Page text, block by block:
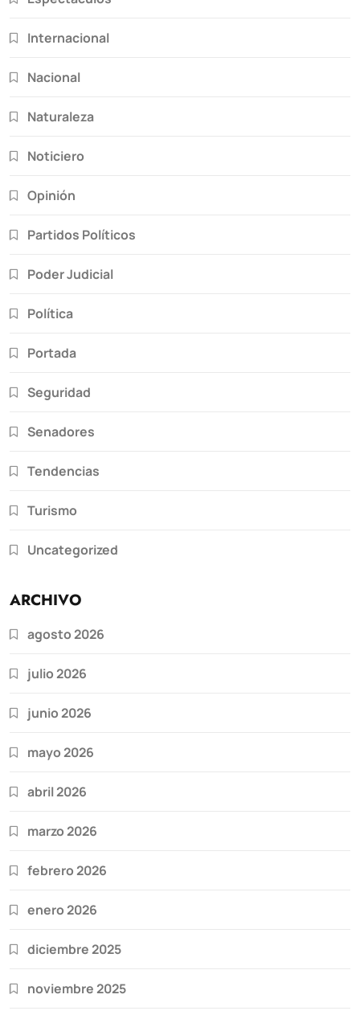
Internacional
Nacional
Naturaleza
Noticiero
Opinión
Partidos Políticos
Poder Judicial
Política
Portada
Seguridad
Senadores
Tendencias
Turismo
Uncategorized
ARCHIVO
agosto 2026
julio 2026
junio 2026
mayo 2026
abril 2026
marzo 2026
febrero 2026
enero 2026
diciembre 2025
noviembre 2025